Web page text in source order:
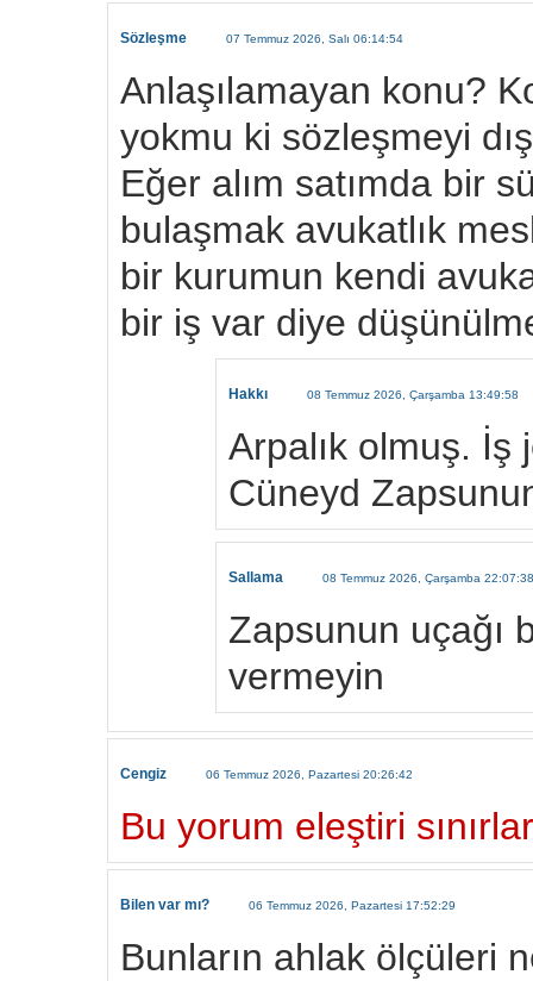
Sözleşme 07 Temmuz 2026, Salı 06:14:54
Anlaşılamayan konu?
yokmu ki sözleşmeyi
Eğer alım satımda bir
bulaşmak avukatlık
bir kurumun kendi
bir iş var diye
Hakkı 08 Temmuz 2026, Çarşamba 13:49:58
Arpalık olmuş. İş
Cüneyd
Sallama 08 Temmuz 2026, Çarşamba 22:07:38
Zapsunun uçağı
vermeyin
Cengiz 06 Temmuz 2026, Pazartesi 20:26:42
Bu yorum eleştiri
Bilen var mı? 06 Temmuz 2026, Pazartesi 17:52:29
Bunların ahlak ölçüleri